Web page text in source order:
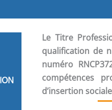
Le Titre
qualification de
numéro
compétences
d’insertion